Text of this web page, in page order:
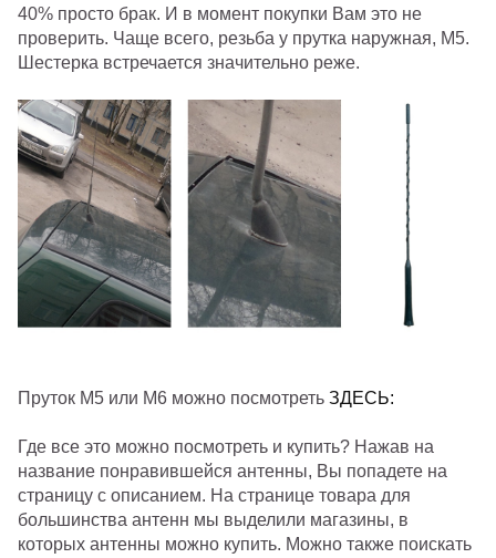
40% просто брак. И в момент покупки Вам это не
проверить. Чаще всего, резьба у прутка наружная, М5.
Шестерка встречается значительно реже.
Пруток М5 или М6 можно посмотреть ЗДЕСЬ:
Где все это можно посмотреть и купить? Нажав на
название понравившейся антенны, Вы попадете на
страницу с описанием. На странице товара для
большинства антенн мы выделили магазины, в
которых антенны можно купить. Можно также поискать